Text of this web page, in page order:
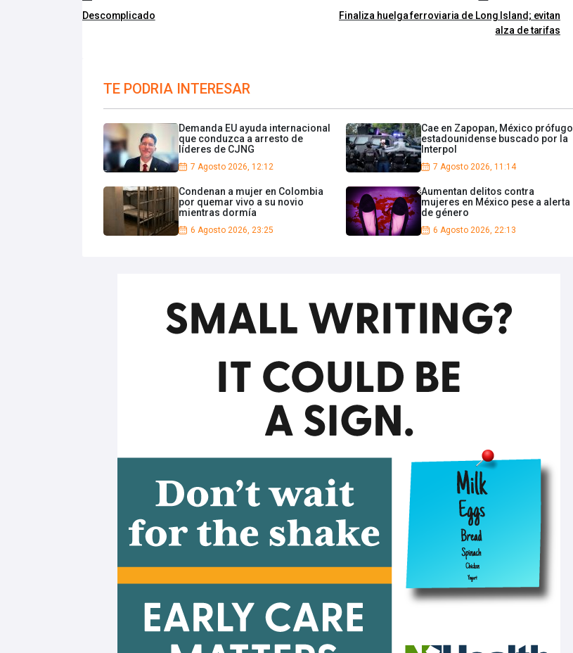
Descomplicado
Finaliza huelga ferroviaria de Long Island; evitan
alza de tarifas
TE PODRIA INTERESAR
Demanda EU ayuda internacional
que conduzca a arresto de
líderes de CJNG
7 Agosto 2026, 12:12
Cae en Zapopan, México prófugo
estadounidense buscado por la
Interpol
7 Agosto 2026, 11:14
Condenan a mujer en Colombia
por quemar vivo a su novio
mientras dormía
6 Agosto 2026, 23:25
Aumentan delitos contra
mujeres en México pese a alerta
de género
6 Agosto 2026, 22:13